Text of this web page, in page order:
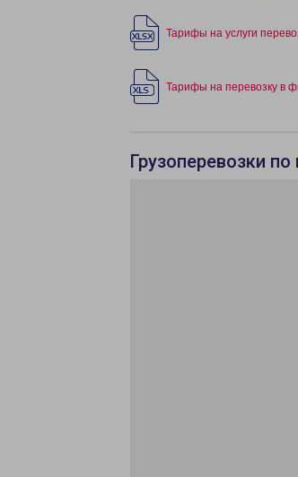
Тарифы на услуги
Тарифы на перевозку в
Грузоперевозки